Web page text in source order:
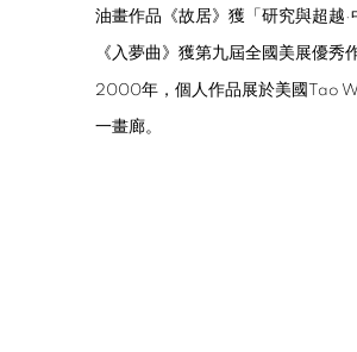
油畫作品《故居》獲「研究與超越
《入夢曲》獲第九屆全國美展優秀
2000年，個人作品展於美國Tao
一畫廊。